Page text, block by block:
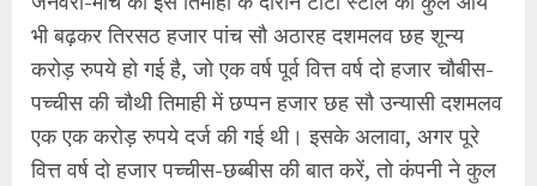
भी बढ़कर तिरसठ हजार पांच सौ अठारह दशमलव छह शून्य
करोड़ रुपये हो गई है, जो एक वर्ष पूर्व वित्त वर्ष दो हजार चौबीस-
पच्चीस की चौथी तिमाही में छप्पन हजार छह सौ उन्यासी दशमलव
एक एक करोड़ रुपये दर्ज की गई थी। इसके अलावा, अगर पूरे
वित्त वर्ष दो हजार पच्चीस-छब्बीस की बात करें, तो कंपनी ने कुल